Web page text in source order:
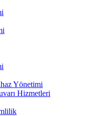
Yönetimi
Hizmetleri